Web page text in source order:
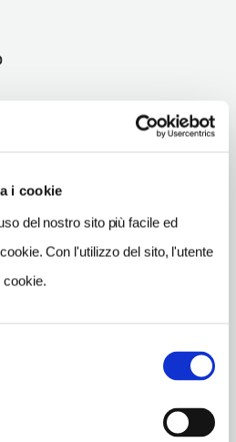
i cookie
del nostro sito più facile ed
Con l'utilizzo del sito, l'utente
cookie.